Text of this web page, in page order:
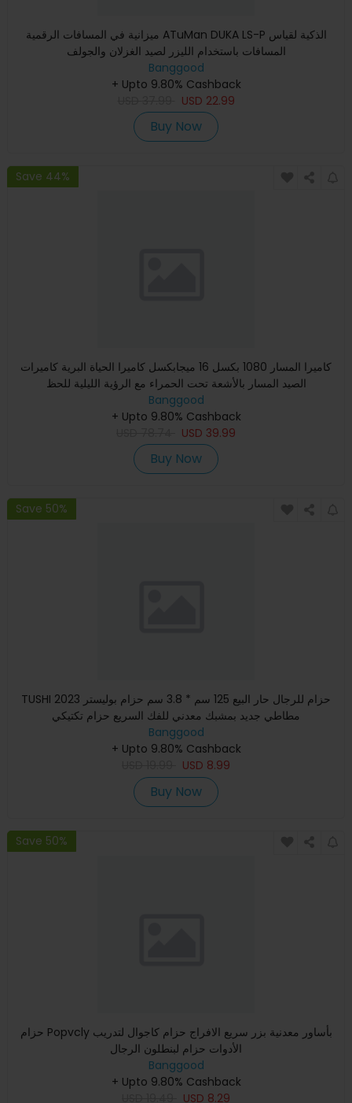
ميزانية في المسافات الرقمية ATuMan DUKA LS-P الذكية لقياس
المسافات باستخدام الليزر لصيد الغزلان والجولف
Banggood
+ Upto 9.80% Cashback
USD 22.99
Buy Now
Save 44%
كاميرا المسار 1080 بكسل 16 ميجابكسل كاميرا الحياة البرية كاميرات
الصيد المسار بالأشعة تحت الحمراء مع الرؤية الليلية للحظ
Banggood
+ Upto 9.80% Cashback
USD 39.99
Buy Now
Save 50%
TUSHI 2023 حزام للرجال حار البيع 125 سم * 3.8 سم حزام بوليستر
مطاطي جديد بمشبك معدني للفك السريع حزام تكتيكي
Banggood
+ Upto 9.80% Cashback
USD 8.99
Buy Now
Save 50%
حزام Popvcly بأساور معدنية بزر سريع الافراج حزام كاجوال لتدريب
الأدوات حزام لبنطلون الرجال
Banggood
+ Upto 9.80% Cashback
USD 8.29